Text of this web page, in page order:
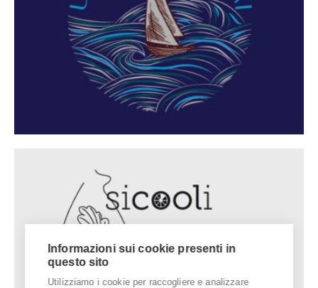
Informazioni sui cookie presenti in
questo sito
Utilizziamo i cookie per raccogliere e analizzare